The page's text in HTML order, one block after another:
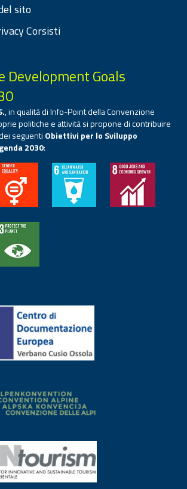
sito
Corsisti
Development Goals
, in qualità di Info-Point della Convenzione
politiche e attività si propone di contribuire
seguenti Obiettivi per lo Sviluppo
2030: